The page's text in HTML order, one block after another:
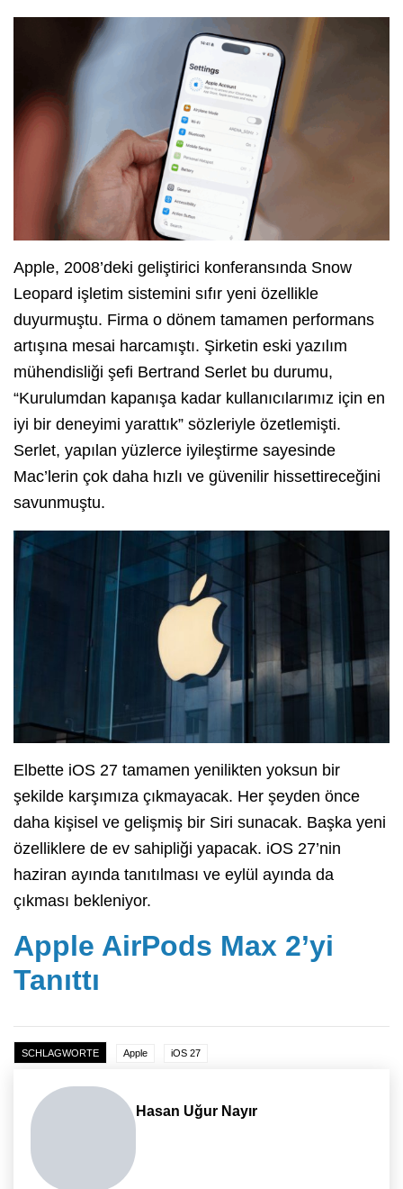
Apple, 2008’deki geliştirici konferansında Snow
Leopard işletim sistemini sıfır yeni özellikle
duyurmuştu. Firma o dönem tamamen performans
artışına mesai harcamıştı. Şirketin eski yazılım
mühendisliği şefi Bertrand Serlet bu durumu,
“Kurulumdan kapanışa kadar kullanıcılarımız için en
iyi bir deneyimi yarattık” sözleriyle özetlemişti.
Serlet, yapılan yüzlerce iyileştirme sayesinde
Mac’lerin çok daha hızlı ve güvenilir hissettireceğini
savunmuştu.
Elbette iOS 27 tamamen yenilikten yoksun bir
şekilde karşımıza çıkmayacak. Her şeyden önce
daha kişisel ve gelişmiş bir Siri sunacak. Başka yeni
özelliklere de ev sahipliği yapacak. iOS 27’nin
haziran ayında tanıtılması ve eylül ayında da
çıkması bekleniyor.
Apple AirPods Max 2’yi
Tanıttı
SCHLAGWORTE Apple iOS 27
Hasan Uğur Nayır